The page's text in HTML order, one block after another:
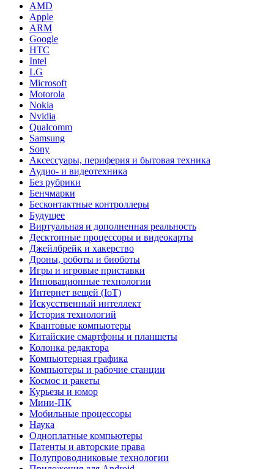
AMD
Apple
ARM
Google
HTC
Intel
LG
Microsoft
Motorola
Nokia
Nvidia
Qualcomm
Samsung
Sony
Аксессуары, периферия и бытовая техника
Аудио- и видеотехника
Без рубрики
Бенчмарки
Бесконтактные контроллеры
Будущее
Виртуальная и дополненная реальность
Десктопные процессоры и видеокарты
Джейлбрейк и хакерство
Дроны, роботы и биоботы
Игры и игровые приставки
Инновационные технологии
Интернет вещей (IoT)
Искусственный интеллект
История технологий
Квантовые компьютеры
Китайские смартфоны и планшеты
Колонка редактора
Компьютерная графика
Компьютеры и рабочие станции
Космос и ракеты
Курьезы и юмор
Мини-ПК
Мобильные процессоры
Наука
Одноплатные компьютеры
Патенты и авторские права
Полупроводниковые технологии